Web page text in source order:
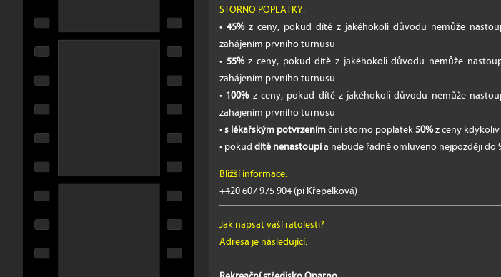
STORNO POPLATKY:
• 45%z ceny, pokud dítě z jakéhokoli důvodu nemůže
zahájením prvního turnusu
• 55%z ceny, pokud dítě z jakéhokoli důvodu nemůže
zahájením prvního turnusu
• 100%z ceny, pokud dítě z jakéhokoli důvodu nemůže
zahájením prvního turnusu
•s lékařským potvrzenímčiní storno poplatek50%z ceny
• pokuddítě nenastoupía nebude řádně omluveno nejpozději do
Bližší informace:
+420 607 975 904 (pí Křepelková)
Jak napsat vaší ratolesti?
Adresa je následující: